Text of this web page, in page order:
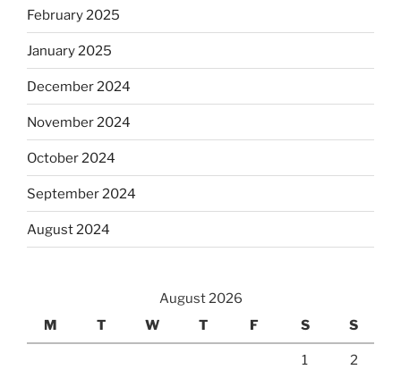
February 2025
January 2025
December 2024
November 2024
October 2024
September 2024
August 2024
August 2026
M
T W T F S S
1 2